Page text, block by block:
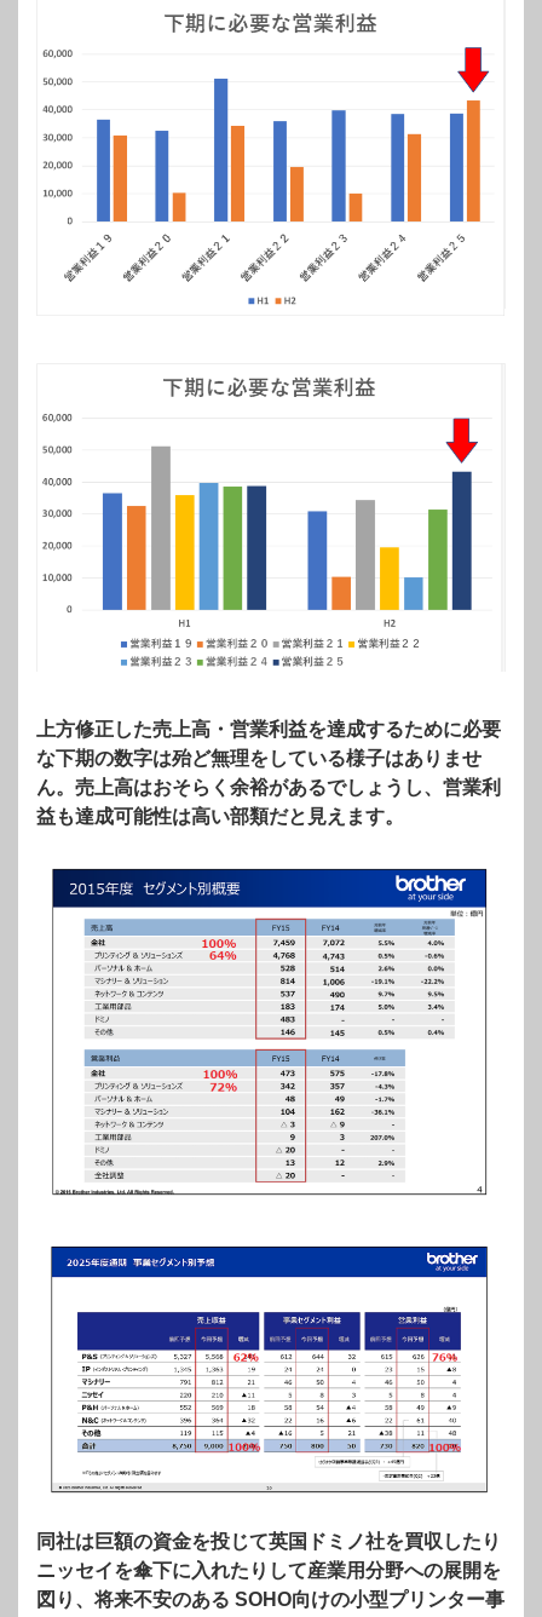
上方修正した売上高・営業利益を達成するために必要
な下期の数字は殆ど無理をしている様子はありませ
ん。売上高はおそらく余裕があるでしょうし、営業利
益も達成可能性は高い部類だと見えます。
同社は巨額の資金を投じて英国ドミノ社を買収したり
ニッセイを傘下に入れたりして産業用分野への展開を
図り、将来不安のある SOHO向けの小型プリンター事